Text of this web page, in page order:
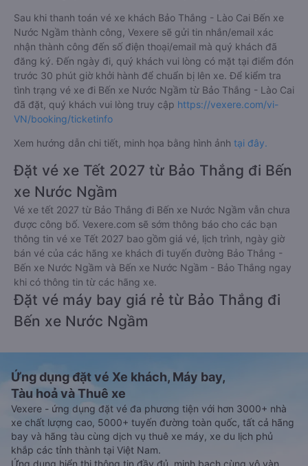
Sau khi thanh toán vé xe khách Bảo Thắng - Lào Cai Bến xe
Nước Ngầm thành công, Vexere sẽ gửi tin nhắn/email xác
nhận thành công đến số điện thoại/email mà quý khách đã
đăng ký. Đến ngày đi, quý khách vui lòng có mặt tại điểm đón
trước 30 phút giờ khởi hành để chuẩn bị lên xe. Để kiểm tra
tình trạng vé xe đi Bến xe Nước Ngầm từ Bảo Thắng - Lào Cai
đã đặt, quý khách vui lòng truy cập https://vexere.com/vi-
VN/booking/ticketinfo
Xem hướng dẫn chi tiết, minh họa bằng hình ảnh tại đây.
Đặt vé xe Tết 2027 từ Bảo Thắng đi Bến
xe Nước Ngầm
Vé xe tết 2027 từ Bảo Thắng đi Bến xe Nước Ngầm vẫn chưa
được công bố. Vexere.com sẽ sớm thông báo cho các bạn
thông tin vé xe Tết 2027 bao gồm giá vé, lịch trình, ngày giờ
bán vé của các hãng xe khách đi tuyến đường Bảo Thắng -
Bến xe Nước Ngầm và Bến xe Nước Ngầm - Bảo Thắng ngay
khi có thông tin từ các hãng xe.
Đặt vé máy bay giá rẻ từ Bảo Thắng đi
Bến xe Nước Ngầm
Ứng dụng đặt vé Xe khách, Máy bay,
Tàu hoả và Thuê xe
Vexere - ứng dụng đặt vé đa phương tiện với hơn 3000+ nhà
xe chất lượng cao, 5000+ tuyến đường toàn quốc, tất cả hãng
bay và hãng tàu cùng dịch vụ thuê xe máy, xe du lịch phủ
khắp các tỉnh thành tại Việt Nam.
Ứng dụng hiển thị thông tin đầy đủ, minh bạch cùng vô vàn